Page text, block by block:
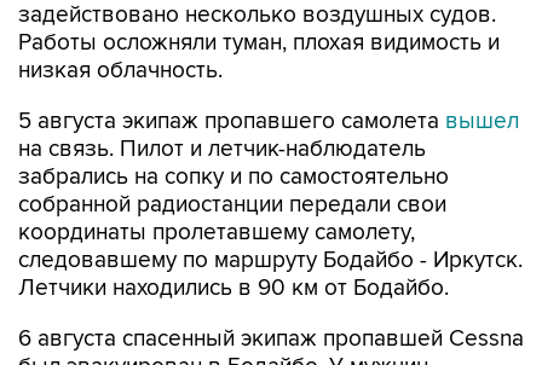
задействовано несколько воздушных судов.
Работы осложняли туман, плохая видимость и
низкая облачность.
5 августа экипаж пропавшего самолета вышел
на связь. Пилот и летчик-наблюдатель
забрались на сопку и по самостоятельно
собранной радиостанции передали свои
координаты пролетавшему самолету,
следовавшему по маршруту Бодайбо - Иркутск.
Летчики находились в 90 км от Бодайбо.
6 августа спасенный экипаж пропавшей Cessna